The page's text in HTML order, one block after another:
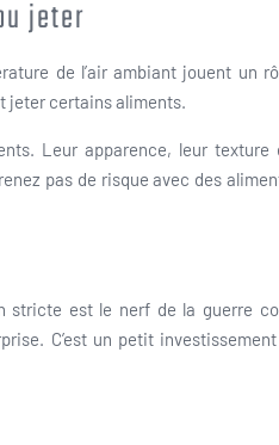
jeter
de l’air ambiant jouent un
jeter certains aliments.
Leur apparence, leur
pas de risque avec des
est le nerf de la guerre
C’est un petit